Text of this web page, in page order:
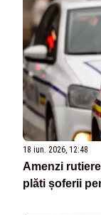
18 iun. 2026, 12:48
Amenzi
plăti șoferii